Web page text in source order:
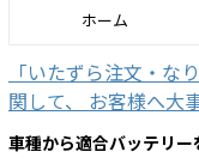
ホーム
「いたずら注文・な
関して、 お客様へ大
車種から適合バッテリー